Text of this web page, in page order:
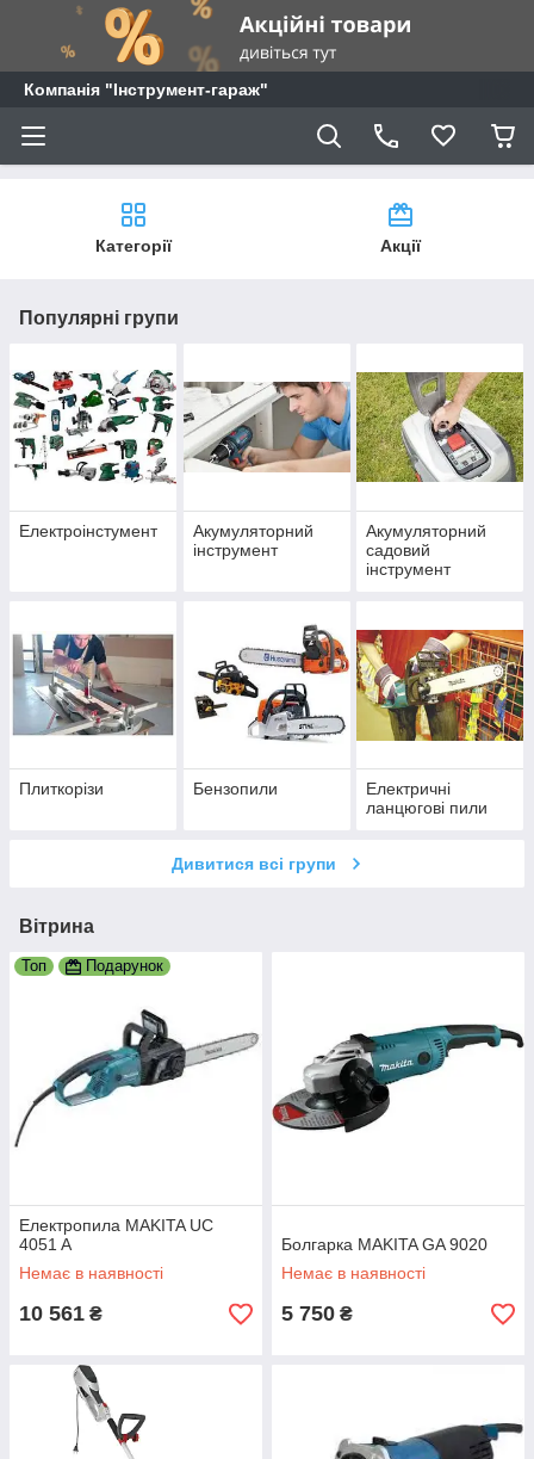
Компанія "Інструмент-гараж"
Категорії Акції
Популярні групи
Електроінстумент
Акумуляторний
інструмент
Акумуляторний
садовий
інструмент
Плиткорізи Бензопили
Електричні
ланцюгові пили
Дивитися всі групи
Вітрина
Топ Подарунок
Електропила MAKITA UC
4051 A
Немає в наявності
10 561 ₴
Болгарка MAKITA GA 9020
Немає в наявності
5 750 ₴